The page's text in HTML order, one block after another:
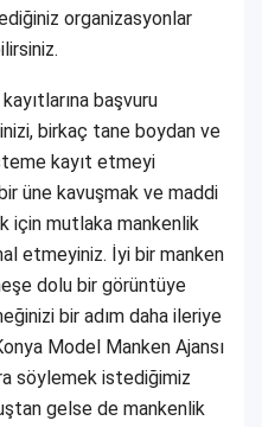
organizasyonlar
başvuru
birkaç tane boydan ve
kayıt etmeyi
üne kavuşmak ve maddi
için mutlaka mankenlik
etmeyiniz. İyi bir manken
dolu bir görüntüye
bir adım daha ileriye
Model Manken Ajansı
söylemek istediğimiz
gelse de mankenlik